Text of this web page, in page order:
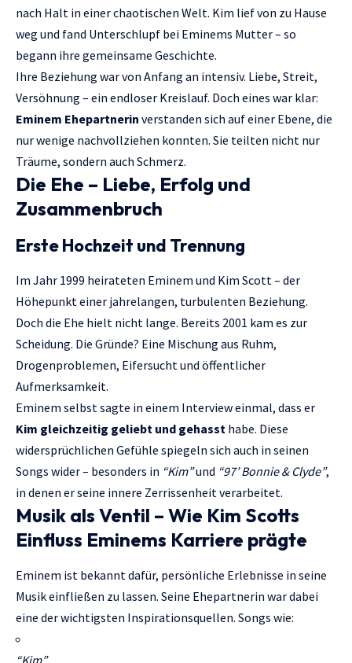
nach Halt in einer chaotischen Welt. Kim lief von zu Hause
weg und fand Unterschlupf bei Eminems Mutter – so
begann ihre gemeinsame Geschichte.
Ihre Beziehung war von Anfang an intensiv. Liebe, Streit,
Versöhnung – ein endloser Kreislauf. Doch eines war klar:
Eminem Ehepartnerin verstanden sich auf einer Ebene, die
nur wenige nachvollziehen konnten. Sie teilten nicht nur
Träume, sondern auch Schmerz.
Die Ehe – Liebe, Erfolg und
Zusammenbruch
Erste Hochzeit und Trennung
Im Jahr 1999 heirateten Eminem und Kim Scott – der
Höhepunkt einer jahrelangen, turbulenten Beziehung.
Doch die Ehe hielt nicht lange. Bereits 2001 kam es zur
Scheidung. Die Gründe? Eine Mischung aus Ruhm,
Drogenproblemen, Eifersucht und öffentlicher
Aufmerksamkeit.
Eminem selbst sagte in einem Interview einmal, dass er
Kim gleichzeitig geliebt und gehasst habe. Diese
widersprüchlichen Gefühle spiegeln sich auch in seinen
Songs wider – besonders in “Kim”und “97’ Bonnie & Clyde”,
in denen er seine innere Zerrissenheit verarbeitet.
Musik als Ventil – Wie Kim Scotts
Einfluss Eminems Karriere prägte
Eminem ist bekannt dafür, persönliche Erlebnisse in seine
Musik einfließen zu lassen. Seine Ehepartnerin war dabei
eine der wichtigsten Inspirationsquellen. Songs wie: